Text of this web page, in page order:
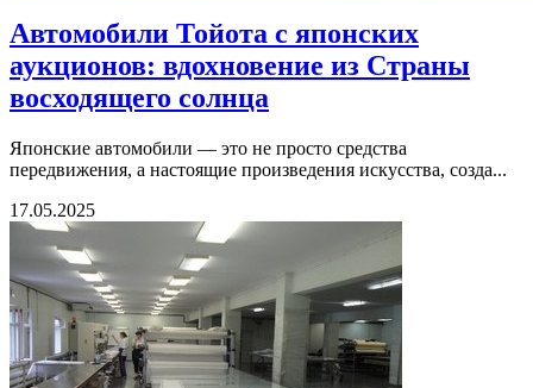
Автомобили Тойота с японских
аукционов: вдохновение из Страны
восходящего солнца
Японские автомобили — это не просто средства
передвижения, а настоящие произведения искусства, созда...
17.05.2025